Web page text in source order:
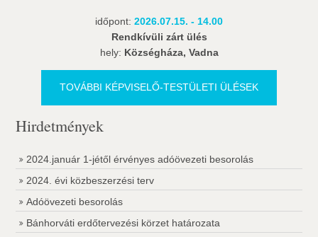
időpont: 2026.07.15. - 14.00
Rendkívüli zárt ülés
hely: Községháza, Vadna
TOVÁBBI KÉPVISELŐ-TESTÜLETI ÜLÉSEK
Hirdetmények
2024.január 1-jétől érvényes adóövezeti besorolás
2024. évi közbeszerzési terv
Adóövezeti besorolás
Bánhorváti erdőtervezési körzet határozata